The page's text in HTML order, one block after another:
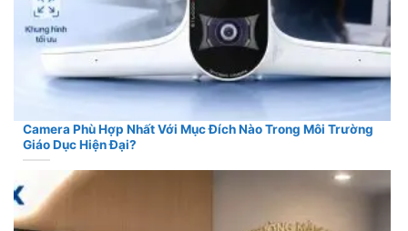
Camera Phù Hợp Nhất Với Mục Đích Nào Trong Môi Trường
Giáo Dục Hiện Đại?